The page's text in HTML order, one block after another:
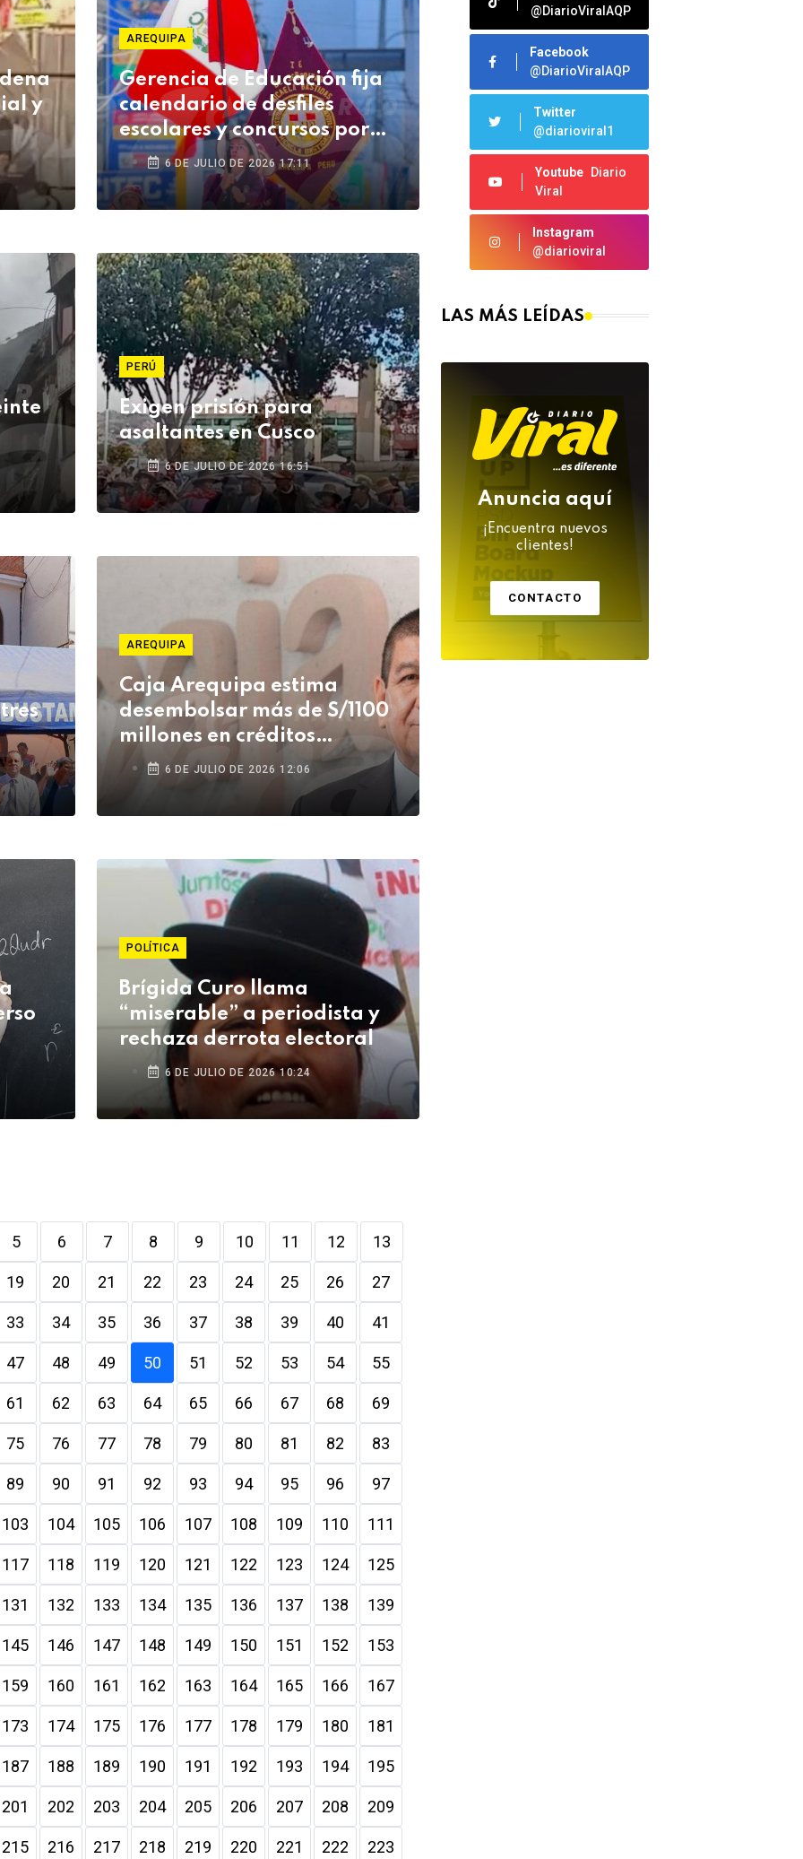
y
AREQUIPA
Gerencia de Educación fija
calendario de desfiles
escolares y concursos por
Fiestas Patrias
6 DE JULIO DE 2026 17:11
PERÚ
Exigen prisión para
asaltantes en Cusco
6 DE JULIO DE 2026 16:51
AREQUIPA
Caja Arequipa estima
desembolsar más de S/1100
millones en créditos
durante su campaña de
Fiestas Patrias
6 DE JULIO DE 2026 12:06
POLÍTICA
Brígida Curo llama
“miserable” a periodista y
rechaza derrota electoral
6 DE JULIO DE 2026 10:24
5 6 7 8 9 10 11 12 13
19 20 21 22 23 24 25 26 27
33 34 35 36 37 38 39 40 41
47 48 49 50 51 52 53 54 55
61 62 63 64 65 66 67 68 69
75 76 77 78 79 80 81 82 83
89 90 91 92 93 94 95 96 97
103 104 105 106 107 108 109 110 111
117 118 119 120 121 122 123 124 125
131 132 133 134 135 136 137 138 139
145 146 147 148 149 150 151 152 153
159 160 161 162 163 164 165 166 167
173 174 175 176 177 178 179 180 181
187 188 189 190 191 192 193 194 195
201 202 203 204 205 206 207 208 209
215 216 217 218 219 220 221 222 223
@DiarioViralAQP
Facebook
@DiarioViralAQP
Twitter
@diarioviral1
Youtube
Diario
Viral
Instagram
@diarioviral
LAS MÁS LEÍDAS
Anuncia aquí
¡Encuentra nuevos
clientes!
CONTACTO